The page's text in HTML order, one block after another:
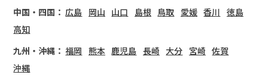
中国・四国： 広島 岡山 山口 島根 鳥取 愛媛 香川 徳島
高知
九州・沖縄： 福岡 熊本 鹿児島 長崎 大分 宮崎 佐賀
沖縄